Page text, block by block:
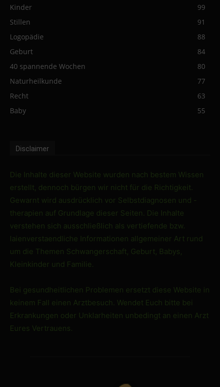
Kinder
99
Stillen
91
Logopädie
88
Geburt
84
40 spannende Wochen
80
Naturheilkunde
77
Recht
63
Baby
55
Disclaimer
Die Inhalte dieser Website wurden nach bestem Wissen
erstellt, dennoch bürgen wir nicht für die Richtigkeit.
Gewarnt wird ausdrücklich vor Selbstdiagnosen und -
therapien auf Grundlage dieser Seiten. Die Inhalte
verstehen sich ausschließlich als vertiefende bzw.
laienverstaendliche Informationen allgemeiner Art rund
um die Themen Schwangerschaft, Geburt, Babys,
Kleinkinder und Familie.
Bei gesundheitlichen Problemen ersetzt diese Website in
keinem Fall einen Arztbesuch. Wendet Euch bitte bei
Erkrankungen oder Unklarheiten unbedingt an einen Arzt
Eures Vertrauens.